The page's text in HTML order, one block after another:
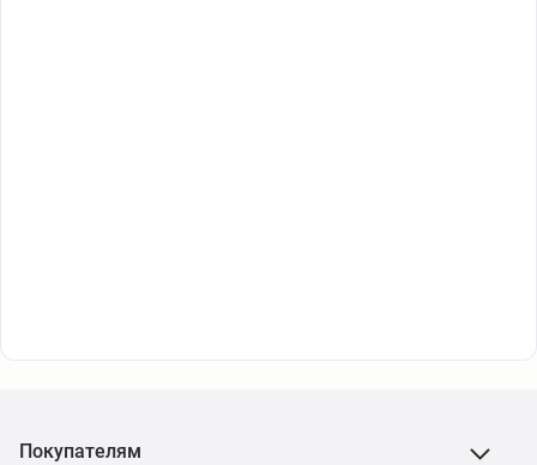
Покупателям